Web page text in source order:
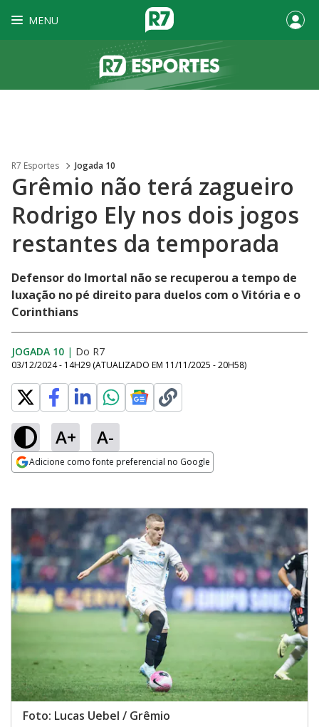
MENU
R7 Esportes Jogada 10
Grêmio não terá zagueiro
Rodrigo Ely nos dois jogos
restantes da temporada
Defensor do Imortal não se recuperou a tempo de
luxação no pé direito para duelos com o Vitória e o
Corinthians
JOGADA 10 | Do R7
03/12/2024 - 14H29 (ATUALIZADO EM 11/11/2025 - 20H58)
A+ A-
Adicione como fonte preferencial no Google
Foto: Lucas Uebel / Grêmio